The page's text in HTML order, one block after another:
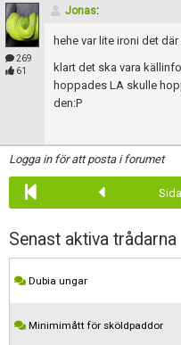
269
61
Jonas:
hehe var lite ironi det
klart det ska vara
hoppades LA skulle
den:P
Logga in för att posta i forumet
Sida
Senast aktiva trådarna
Dubia ungar
Minimimått för sköldpaddor